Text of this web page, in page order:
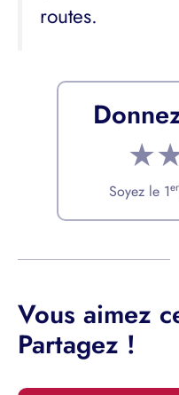
routes.
★
Soyez le 1er
Vous aimez
Partagez !